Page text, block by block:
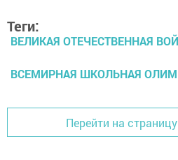
Теги:
ВЕЛИКАЯ ОТЕЧЕСТВЕННАЯ
ВСЕМИРНАЯ ШКОЛЬНАЯ
Перейти на